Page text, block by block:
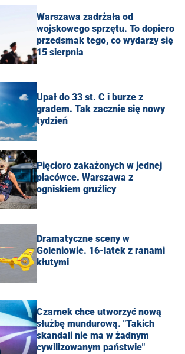
Warszawa zadrżała od
wojskowego sprzętu. To dopiero
przedsmak tego, co wydarzy się
15 sierpnia
Upał do 33 st. C i burze z
gradem. Tak zacznie się nowy
tydzień
Pięcioro zakażonych w jednej
placówce. Warszawa z
ogniskiem gruźlicy
Dramatyczne sceny w
Goleniowie. 16-latek z ranami
kłutymi
Czarnek chce utworzyć nową
służbę mundurową. "Takich
skandali nie ma w żadnym
cywilizowanym państwie"